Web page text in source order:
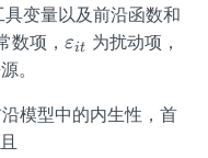
_u^
2\ri
具变量以及前沿函数和
数项，\v
sil
εit 为扰动项，
。
模型中的内生性，首